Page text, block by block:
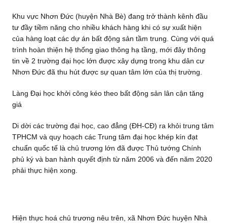
Khu vực Nhơn Đức (huyện Nhà Bè) đang trở thành kênh đầu
tư đầy tiềm năng cho nhiều khách hàng khi có sự xuất hiện
của hàng loạt các dự án bất động sản tầm trung. Cùng với quá
trình hoàn thiện hệ thống giao thông hạ tầng, mới đây thông
tin về 2 trường đại học lớn được xây dựng trong khu dân cư
Nhơn Đức đã thu hút được sự quan tâm lớn của thị trường.
Làng Đại học khởi công kéo theo bất động sản lân cận tăng
giá
Di dời các trường đại học, cao đẳng (ĐH-CĐ) ra khỏi trung tâm
TPHCM và quy hoạch các Trung tâm đại học khép kín đạt
chuẩn quốc tế là chủ trương lớn đã được Thủ tướng Chính
phủ ký và ban hành quyết định từ năm 2006 và đến năm 2020
phải thực hiện xong.
Hiện thực hoá chủ trương nêu trên, xã Nhơn Đức huyện Nhà